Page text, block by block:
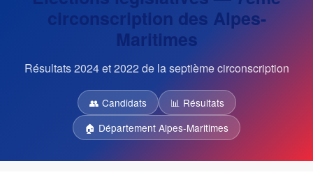
circonscription des Alpes-
Maritimes
Résultats 2024 et 2022 de la septième circonscription
👥 Candidats
📊 Résultats
🏠 Département Alpes-Maritimes